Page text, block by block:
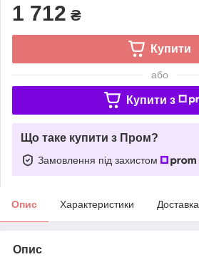
1 712 ₴
Купити
або
Купити з
Що таке купити з Пром?
Замовлення під захистом
Опис Характеристики Доставка
Опис